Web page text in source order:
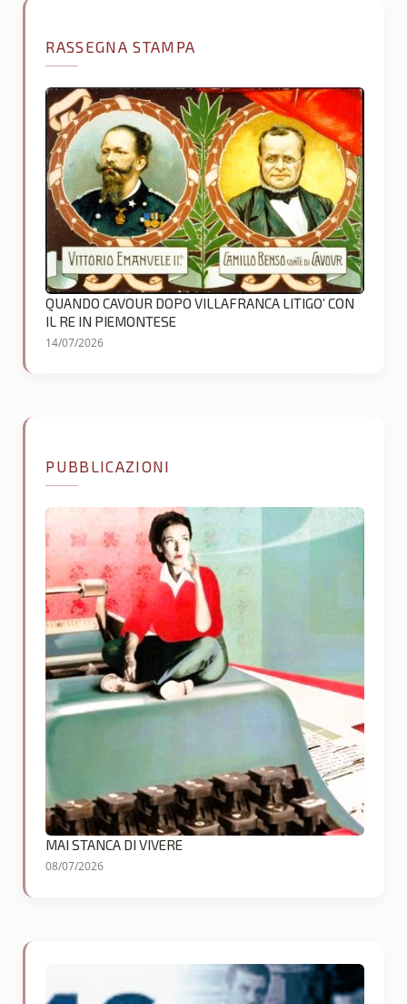
RASSEGNA STAMPA
QUANDO CAVOUR DOPO VILLAFRANCA LITIGO’ CON
IL RE IN PIEMONTESE
14/07/2026
PUBBLICAZIONI
MAI STANCA DI VIVERE
08/07/2026